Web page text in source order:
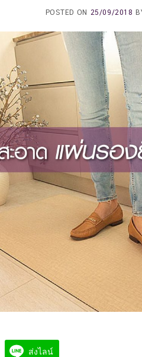
POSTED ON 25/09/2018
ส่งไลน์